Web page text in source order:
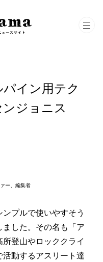
イン用テク
ジョニス
ー、編集者
プルで使いやすそう
した。その名も「ア
登山やロッククライ
活動するアスリート達